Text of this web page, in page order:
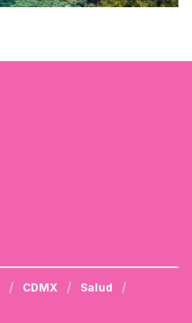
CDMX
Salud